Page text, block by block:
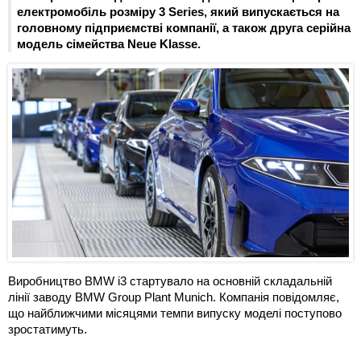
електромобіль розміру 3 Series, який випускається на
головному підприємстві компанії, а також друга серійна
модель сімейства Neue Klasse.
Виробництво BMW i3 стартувало на основній складальній
лінії заводу BMW Group Plant Munich. Компанія повідомляє,
що найближчими місяцями темпи випуску моделі поступово
зростатимуть.